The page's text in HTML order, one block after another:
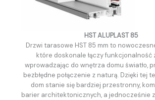
HST ALUPLAST 85
Drzwi tarasowe HST 85 mm to
które doskonale łączy funkcjonalność
wprowadzając do wnętrza domu światło,
bezbłędne połączenie z naturą. Dzięki tej
dom stanie się bardziej przestronny,
barier architektonicznych, a jednocześnie